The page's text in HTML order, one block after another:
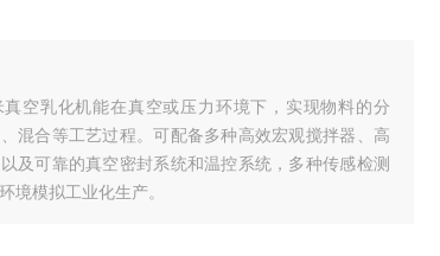
真空乳化机能在真空或压力环境下，实现物料的分
混合等工艺过程。可配备多种高效宏观搅拌器、高
及可靠的真空密封系统和温控系统，多种传感检测
境模拟工业化生产。